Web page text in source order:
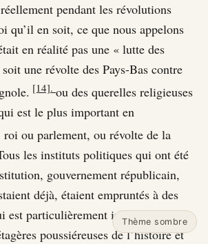
pendant les révolutions
qu’il en soit, ce que nous appelons
en réalité pas une « lutte des
une révolte des Pays-Bas contre
[14]. ou des querelles religieuses
est le plus important en
roi ou parlement, ou révolte de la
les instituts politiques qui ont été
gouvernement républicain,
déjà, étaient empruntés à des
est particulièrement intéressant,
poussiéreuses de l’histoire et
Thème sombre